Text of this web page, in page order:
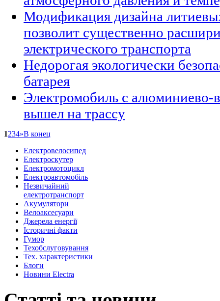
Модификация дизайна
позволит существенно
электрического транспорта
Недорогая экологически
батарея
Электромобиль с алюминиево-
вышел на трассу
1234»В конец
Eлектровелосипед
Eлектроскутер
Електромотоцикл
Електроавтомобіль
Незвичайний
електротранспорт
Акумулятори
Велоаксеcуари
Джерела енергії
Історичні факти
Гумор
Техобслуговування
Тех. характеристики
Блоги
Новини Electra